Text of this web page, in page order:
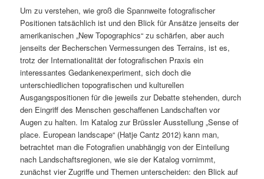
Um zu verstehen, wie groß die Spannweite fotografischer
Positionen tatsächlich ist und den Blick für Ansätze jenseits der
amerikanischen „New Topographics“ zu schärfen, aber auch
jenseits der Becherschen Vermessungen des Terrains, ist es,
trotz der Internationalität der fotografischen Praxis ein
interessantes Gedankenexperiment, sich doch die
unterschiedlichen topografischen und kulturellen
Ausgangspositionen für die jeweils zur Debatte stehenden, durch
den Eingriff des Menschen geschaffenen Landschaften vor
Augen zu halten. Im Katalog zur Brüssler Ausstellung „Sense of
place. European landscape“ (Hatje Cantz 2012) kann man,
betrachtet man die Fotografien unabhängig von der Einteilung
nach Landschaftsregionen, wie sie der Katalog vornimmt,
zunächst vier Zugriffe und Themen unterscheiden: den Blick auf